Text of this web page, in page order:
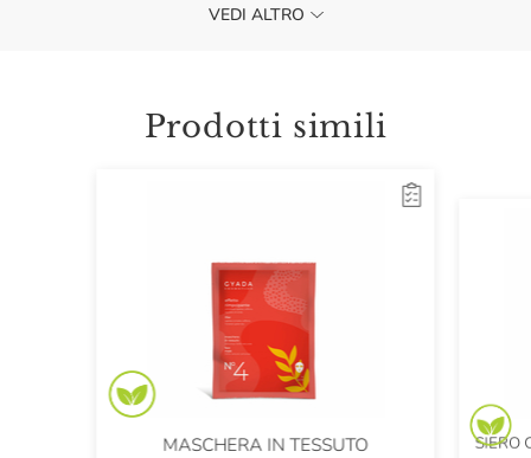
di fiordaliso e rosa, in sinergia con le proteine della soia.
i tuoi capelli con lo shampoo anticrespo Gyada e
combinalo allo spray anticrespo. Se i capelli sono
shampoo. La maschera anticrespo di Gyada Cosmetics
VEDI ALTRO
Prodotti simili
MASCHERA IN TESSUTO
SIERO